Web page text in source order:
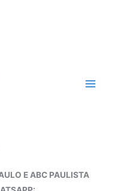
E ABC PAULISTA